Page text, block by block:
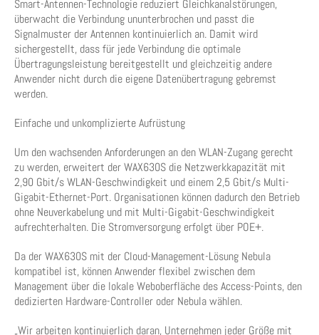
Smart-Antennen-Technologie reduziert Gleichkanalstörungen,
überwacht die Verbindung ununterbrochen und passt die
Signalmuster der Antennen kontinuierlich an. Damit wird
sichergestellt, dass für jede Verbindung die optimale
Übertragungsleistung bereitgestellt und gleichzeitig andere
Anwender nicht durch die eigene Datenübertragung gebremst
werden.
Einfache und unkomplizierte Aufrüstung
Um den wachsenden Anforderungen an den WLAN-Zugang gerecht
zu werden, erweitert der WAX630S die Netzwerkkapazität mit
2,90 Gbit/s WLAN-Geschwindigkeit und einem 2,5 Gbit/s Multi-
Gigabit-Ethernet-Port. Organisationen können dadurch den Betrieb
ohne Neuverkabelung und mit Multi-Gigabit-Geschwindigkeit
aufrechterhalten. Die Stromversorgung erfolgt über POE+.
Da der WAX630S mit der Cloud-Management-Lösung Nebula
kompatibel ist, können Anwender flexibel zwischen dem
Management über die lokale Weboberfläche des Access-Points, den
dedizierten Hardware-Controller oder Nebula wählen.
„Wir arbeiten kontinuierlich daran, Unternehmen jeder Größe mit